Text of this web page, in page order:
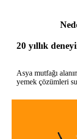
20 yıllık
Asya mutfağı
yemek çözümleri